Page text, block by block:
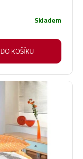
Skladem
DO KOŠÍKU